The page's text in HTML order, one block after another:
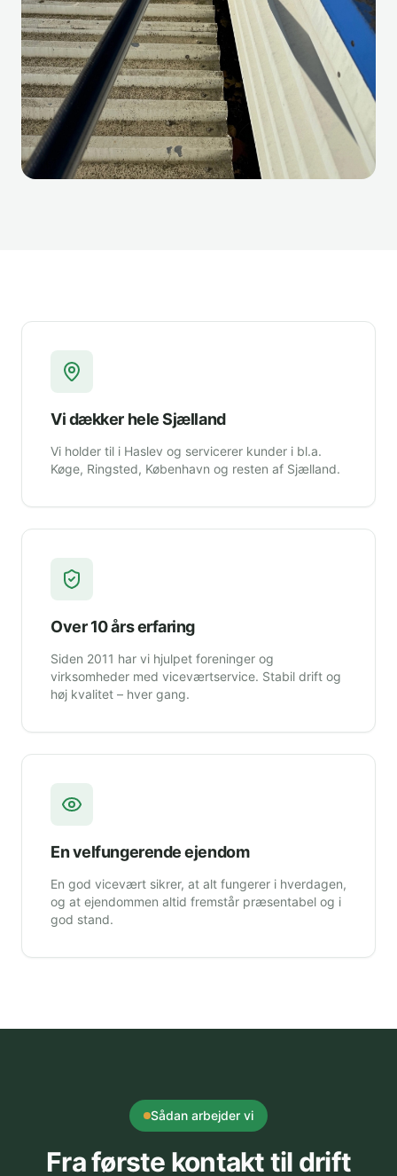
Vi dækker hele Sjælland
Vi holder til i Haslev og servicerer kunder i bl.a.
Køge, Ringsted, København og resten af Sjælland.
Over 10 års erfaring
Siden 2011 har vi hjulpet foreninger og
virksomheder med viceværtservice. Stabil drift og
høj kvalitet – hver gang.
En velfungerende ejendom
En god vicevært sikrer, at alt fungerer i hverdagen,
og at ejendommen altid fremstår præsentabel og i
god stand.
Sådan arbejder vi
Fra første kontakt til drift